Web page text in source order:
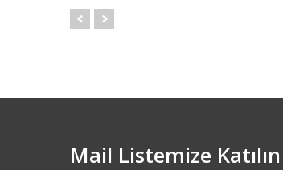
Mail Listemize Katılın